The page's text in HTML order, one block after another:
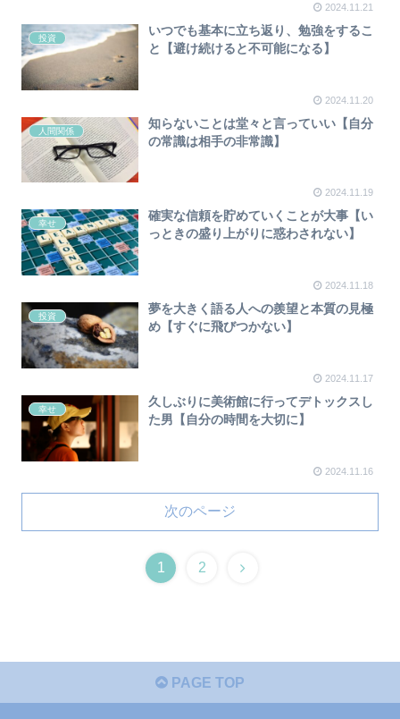
2024.11.21
投資
いつでも基本に立ち返り、勉強をするこ
と【避け続けると不可能になる】
2024.11.20
人間関係
知らないことは堂々と言っていい【自分
の常識は相手の非常識】
2024.11.19
幸せ
確実な信頼を貯めていくことが大事【い
っときの盛り上がりに惑わされない】
2024.11.18
投資
夢を大きく語る人への羨望と本質の見極
め【すぐに飛びつかない】
2024.11.17
幸せ
久しぶりに美術館に行ってデトックスし
た男【自分の時間を大切に】
2024.11.16
次のページ
1 2
PAGE TOP